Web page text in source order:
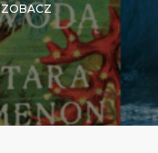
ZOBACZ